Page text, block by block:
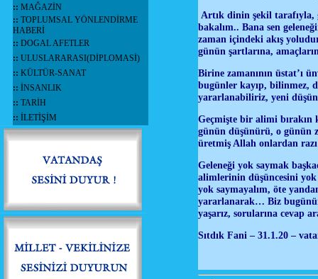
:: MAĞAZİN
:: TOPLUMSAL YÖNLENDİRME
HABERİ
:: DOGAL AFETLER
:: ULUSLARARASI(DİPLOMASİ)
:: KÜLTÜR-SANAT
:: İNSANLIK
:: TARİH
:: İLETİŞİM
Artık dinin şekil tarafıyla,
bakalım.. Bana sen
zaman içindeki akış
günün şartlarına,
Birine zamanının üstat’ı
bugünler kayıp, bilinmez,
yararlanabiliriz, yeni
Geçmişte bir alimi bırakın
günün düşünürü, o günün
üretmiş Allah onlardan
Geleneği yok saymak
alimlerinin düşüncesini yok
yok saymayalım, öte
yararlanarak… Biz
yaşarız, sorularına cevap
Sıtdık Fani – 31.1.20 –